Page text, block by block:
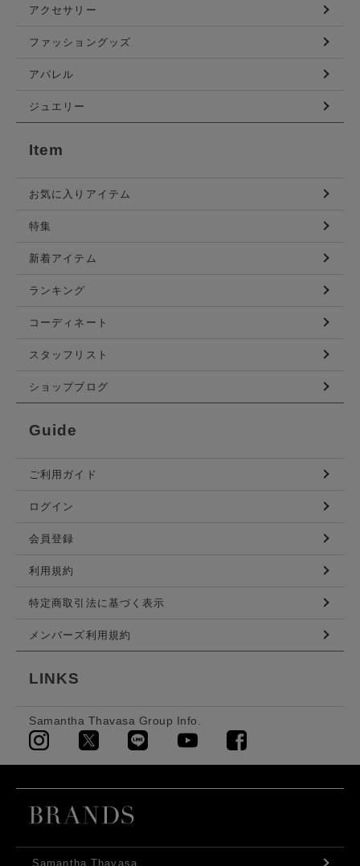
アクセサリー
ファッショングッズ
アパレル
ジュエリー
Item
お気に入りアイテム
特集
新着アイテム
ランキング
コーディネート
スタッフリスト
ショップブログ
Guide
ご利用ガイド
ログイン
会員登録
利用規約
特定商取引法に基づく表示
メンバーズ利用規約
LINKS
Samantha Thavasa Group Info.
Samantha Thavasa